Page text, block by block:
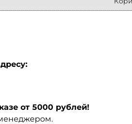
от 5000 рублей!